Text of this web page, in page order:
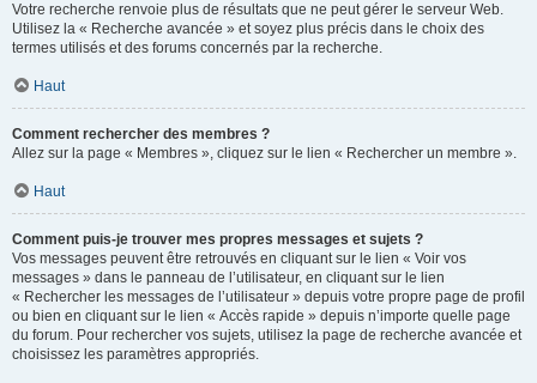
Votre recherche renvoie plus de résultats que ne peut gérer le serveur Web.
Utilisez la « Recherche avancée » et soyez plus précis dans le choix des
termes utilisés et des forums concernés par la recherche.
Haut
Comment rechercher des membres ?
Allez sur la page « Membres », cliquez sur le lien « Rechercher un membre ».
Haut
Comment puis-je trouver mes propres messages et sujets ?
Vos messages peuvent être retrouvés en cliquant sur le lien « Voir vos
messages » dans le panneau de l’utilisateur, en cliquant sur le lien
« Rechercher les messages de l’utilisateur » depuis votre propre page de profil
ou bien en cliquant sur le lien « Accès rapide » depuis n’importe quelle page
du forum. Pour rechercher vos sujets, utilisez la page de recherche avancée et
choisissez les paramètres appropriés.